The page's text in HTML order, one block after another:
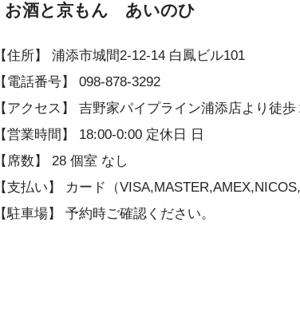
お酒と京もん あいのひ
【住所】 浦添市城間2-12-14 白鳳ビル101
【電話番号】 098-878-3292
【アクセス】 吉野家パイプライン浦添店より徒歩
【営業時間】 18:00-0:00 定休日 日
【席数】 28 個室 なし
【支払い】 カード（
【駐車場】 予約時ご確認ください。